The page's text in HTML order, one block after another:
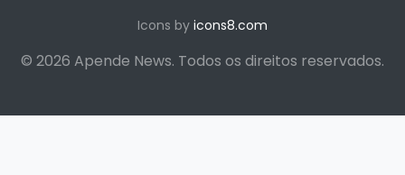
Icons by icons8.com
© 2026 Apende News. Todos os direitos reservados.